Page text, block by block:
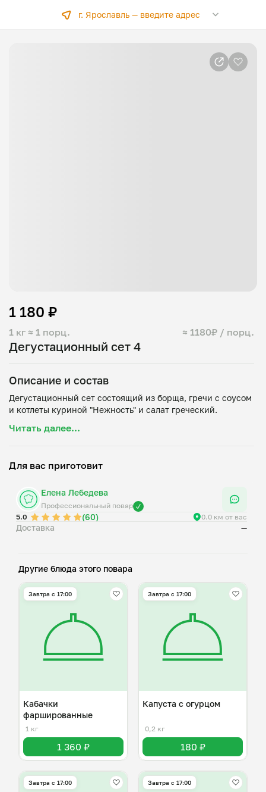
г. Ярославль —введите адрес
Дегустационный сет 4
1 кг ≈ 1 порц. ≈ 1180₽ / порц.
1 180 ₽
Описание и состав
Дегустационный сет состоящий из борща, гречи с соусом
Читать далее...
Для вас приготовит
Елена Лебедева
Профессиональный повар
5.0
(60) 0.0 км от вас
Доставка —
Другие блюда этого повара
Завтра c 17:00
Кабачки
фаршированные
1 кг
1 360 ₽
Завтра c 17:00
Капуста с огурцом
0,2 кг
180 ₽
Завтра c 17:00 Завтра c 17:00